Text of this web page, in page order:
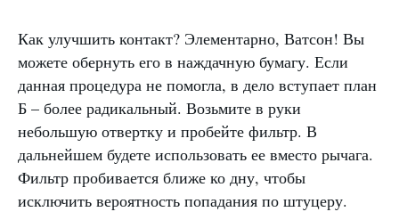
Как улучшить контакт? Элементарно, Ватсон! Вы
можете обернуть его в наждачную бумагу. Если
данная процедура не помогла, в дело вступает план
Б – более радикальный. Возьмите в руки
небольшую отвертку и пробейте фильтр. В
дальнейшем будете использовать ее вместо рычага.
Фильтр пробивается ближе ко дну, чтобы
исключить вероятность попадания по штуцеру.